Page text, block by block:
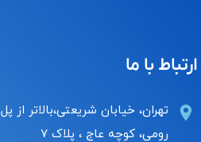
ارتباط با ما
تهران، خیابان شریعتی،بالاتر از پل
رومی، کوچه عاج ، پلاک ۷